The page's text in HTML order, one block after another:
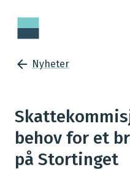
Nyheter
behov for et
på Stortinget